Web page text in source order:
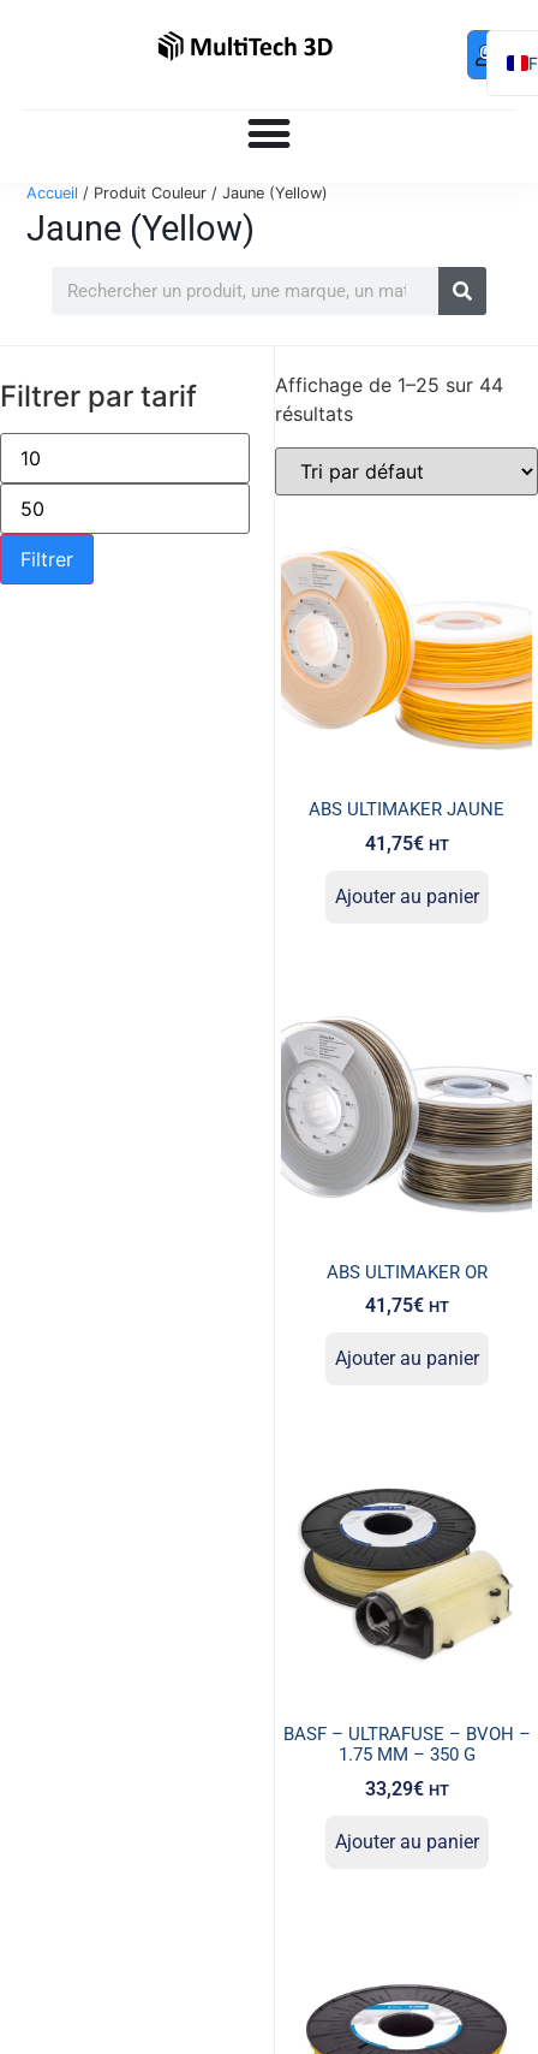
0,00 €
Accueil / Produit Couleur / Jaune (Yellow)
Jaune (Yellow)
Filtrer par tarif
Filtrer
Affichage de 1–25 sur 44
résultats
ABS ULTIMAKER JAUNE
41,75€ HT
Ajouter au panier
ABS ULTIMAKER OR
41,75€ HT
Ajouter au panier
BASF – ULTRAFUSE – BVOH –
1.75 MM – 350 G
33,29€ HT
Ajouter au panier